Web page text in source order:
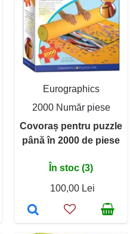
Eurographics
2000 Număr piese
Covoraș pentru puzzle
până în 2000 de piese
În stoc (3)
100,00 Lei